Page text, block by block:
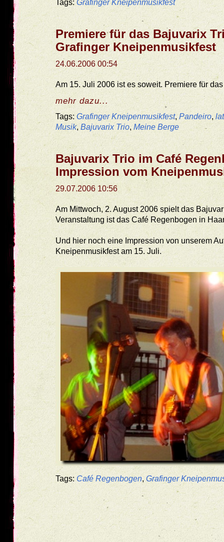
Tags: Grafinger Kneipenmusikfest
Premiere für das Bajuvarix
Grafinger Kneipenmusikfest
24.06.2006 00:54
Am 15. Juli 2006 ist es soweit. Premiere für
mehr dazu...
Tags: Grafinger Kneipenmusikfest, Pandeiro,
Musik, Bajuvarix Trio, Meine Berge
Bajuvarix Trio im Café
Impression vom
29.07.2006 10:56
Am Mittwoch, 2. August 2006 spielt das
Veranstaltung ist das Café Regenbogen in
Und hier noch eine Impression von unserem
Kneipenmusikfest am 15. Juli.
Tags: Café Regenbogen,Grafinger